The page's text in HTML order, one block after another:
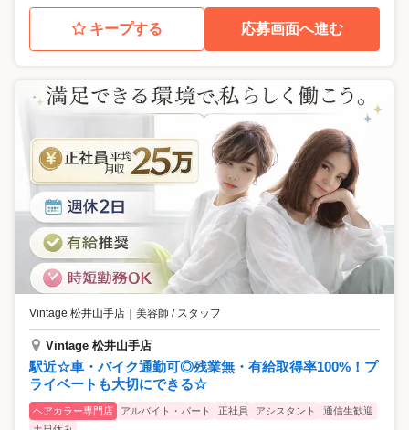
キープする 応募画面へ進む
Vintage 松井山手店 美容師 / スタッフ
Vintage 松井山手店
駅近☆車・バイク通勤可◎残業無・有給取得率100%！プ
ライベートも大切にできる☆
ヘアカラー専門店 アルバイト・パート 正社員 アシスタント
通信生歓迎